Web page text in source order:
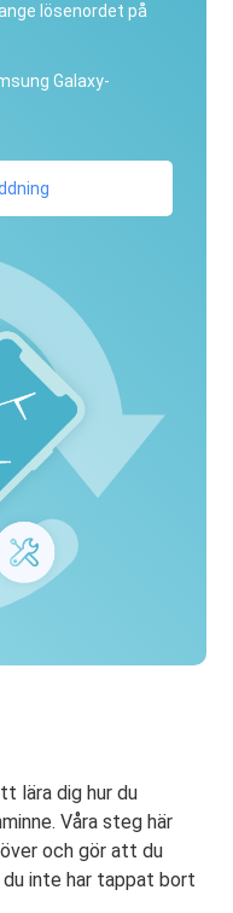
lösenordet på
Galaxy-
lära dig hur du
Våra steg här
och gör att du
inte har tappat bort